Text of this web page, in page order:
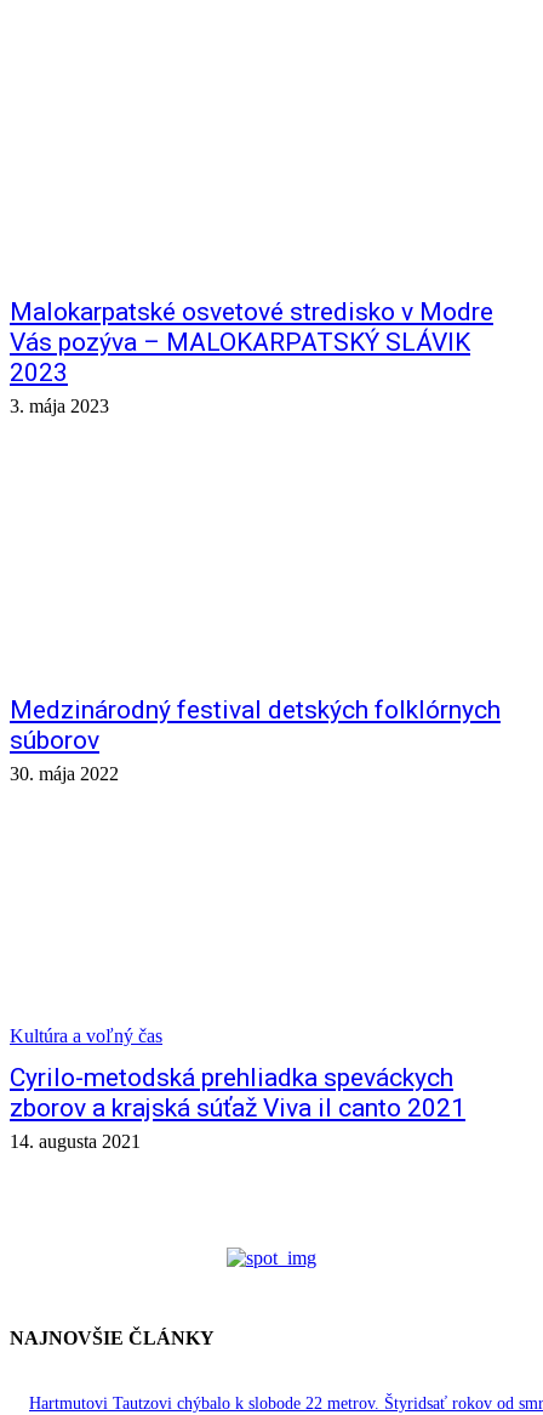
Malokarpatské osvetové stredisko v Modre
Vás pozýva – MALOKARPATSKÝ SLÁVIK
2023
3. mája 2023
Medzinárodný festival detských folklórnych
súborov
30. mája 2022
Kultúra a voľný čas
Cyrilo-metodská prehliadka speváckych
zborov a krajská súťaž Viva il canto 2021
14. augusta 2021
NAJNOVŠIE ČLÁNKY
Hartmutovi Tautzovi chýbalo k slobode 22 metrov. Štyridsať rokov od